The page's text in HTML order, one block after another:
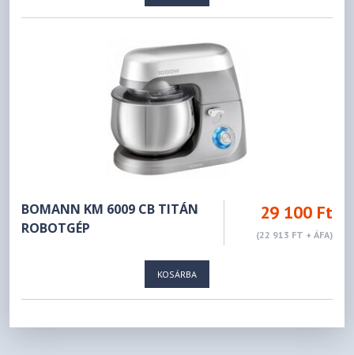
BOMANN KM 6009 CB TITÁN
ROBOTGÉP
29 100 Ft
(22 913 FT + ÁFA)
KOSÁRBA